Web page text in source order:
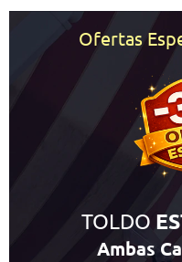
Ofertas
TOLDO
Ambas